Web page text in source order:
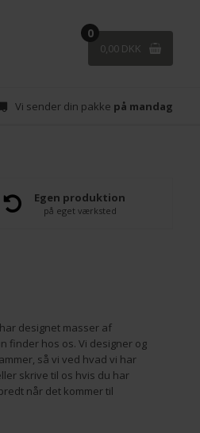
0
0,00 DKK
Vi sender din pakke på mandag
Egen produktion
på eget værksted
designet masser af
finder hos os. Vi designer og
så vi ved hvad vi har
skrive til os hvis du har
når det kommer til